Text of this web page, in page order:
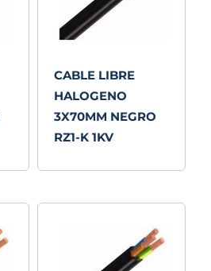
CABLE LIBRE
HALOGENO
3X70MM NEGRO
RZ1-K 1KV